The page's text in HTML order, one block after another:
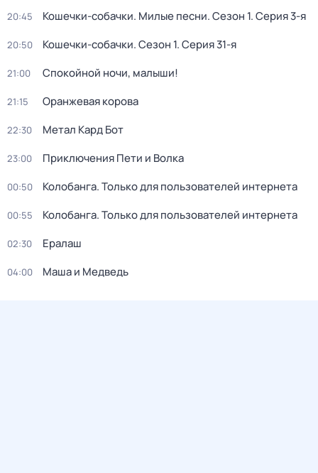
20:45 Кошечки-собачки. Милые песни. Сезон 1. Серия 3-я
20:50 Кошечки-собачки. Сезон 1. Серия 31-я
21:00 Спокойной ночи, малыши!
21:15 Оранжевая корова
22:30 Метал Кард Бот
23:00 Приключения Пети и Волка
00:50 Колобанга. Только для пользователей интернета
00:55 Колобанга. Только для пользователей интернета
02:30 Ералаш
04:00 Маша и Медведь